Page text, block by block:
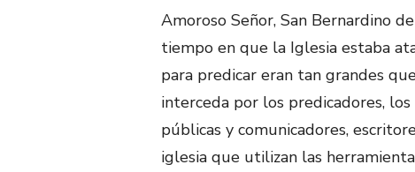
Amoroso Señor, San Bernardino
tiempo en que la Iglesia estaba
para predicar eran tan grandes
interceda por los predicadores,
públicas y comunicadores,
iglesia que utilizan las